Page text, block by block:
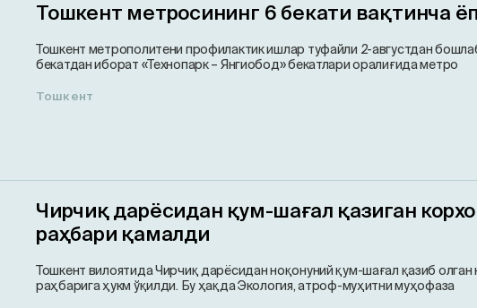
Тошкент метросининг 6 бекати вақтинча
Тошкент метрополитени профилактик ишлар туфайли 2-августдан
бекатдан иборат «Технопарк – Янгиобод» бекатлари оралиғида метро
Тошкент
Чирчиқ дарёсидан қум-шағал қазиган
раҳбари қамалди
Тошкент вилоятида Чирчиқ дарёсидан ноқонуний қум-шағал қазиб олган
раҳбарига ҳукм ўқилди. Бу ҳақда Экология, атроф-муҳитни муҳофаза